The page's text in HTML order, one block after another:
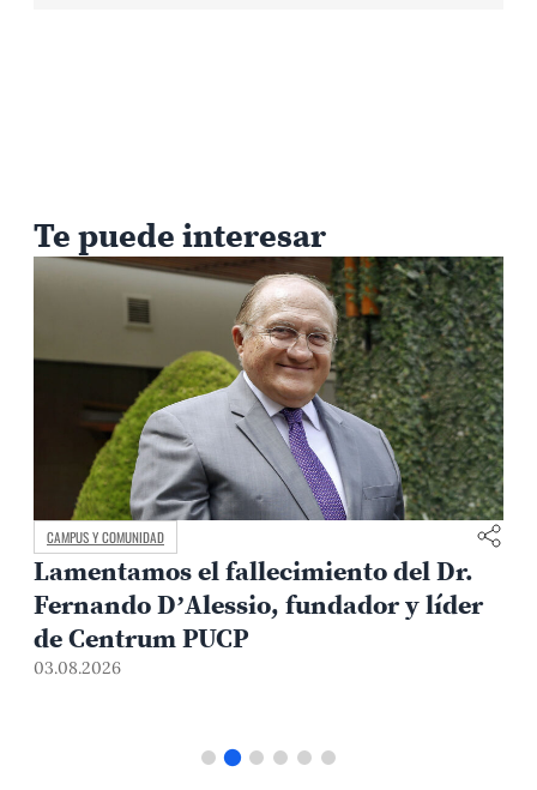
Te puede interesar
CAMPUS Y COMUNIDAD
Lamentamos el fallecimiento del Dr.
Fernando D’Alessio, fundador y líder
de Centrum PUCP
03.08.2026